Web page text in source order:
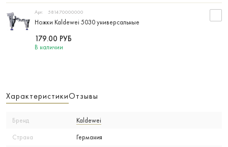
Ножки Kaldewei 5030 универсальные
Арт: 581470000000
В наличии
179.00 РУБ
ХарактеристикиОтзывы
Бренд Kaldewei
Страна Германия